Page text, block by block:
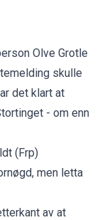
Olve Grotle
skulle
det klart at
- om enn
(Frp)
men letta
av at